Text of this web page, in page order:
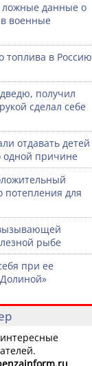
ложные данные о
военные
топлива в Россию
получил
сделал себе
отдавать детей
одной причине
потепления для
рыбе
при ее